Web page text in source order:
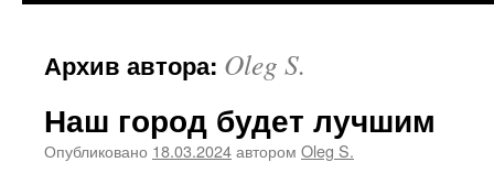
содержимому
Архив автора: Oleg S.
Наш город будет лучшим
Опубликовано 18.03.2024автором Oleg S.